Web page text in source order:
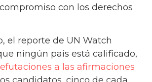
con los derechos
el reporte de UN Watch
ningún país está calificado,
a las afirmaciones